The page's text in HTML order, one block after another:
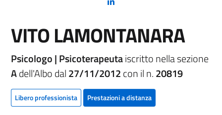
VITO LAMONTANARA
Psicologo | Psicoterapeutaiscritto nella sezione
Adell'Albo dal27/11/2012con il n.20819
Libero professionista Prestazioni a distanza